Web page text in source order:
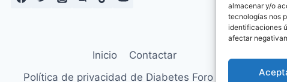
almacenar y/o
tecnologías nos
identificaciones
afectar
Inicio
Contactar
Política de privacidad de Diabetes Foro – Blog